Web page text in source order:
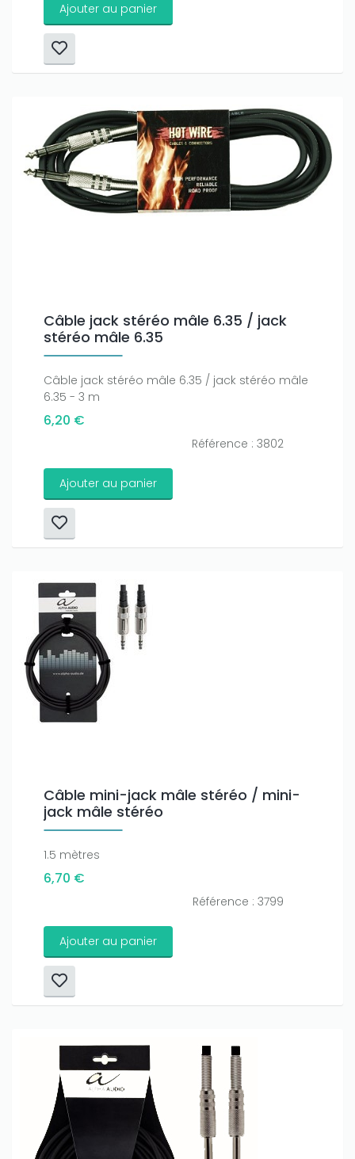
Ajouter au panier
Câble jack stéréo mâle 6.35 / jack
stéréo mâle 6.35
Câble jack stéréo mâle 6.35 / jack stéréo mâle
6.35 - 3 m
6,20 €
Référence : 3802
Ajouter au panier
Câble mini-jack mâle stéréo / mini-
jack mâle stéréo
1.5 mètres
6,70 €
Référence : 3799
Ajouter au panier